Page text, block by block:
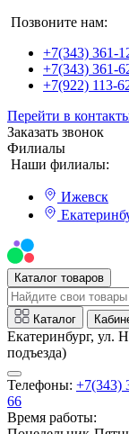
Позвоните нам:
+7(343) 361-
+7(343) 361-
+7(922) 113-
Перейти в
Заказать звонок
Филиалы
Наши филиалы:
Ижевск
Каталог товаров
Каталог
Екатеринбург, ул.
подъезда)
Телефоны: +7(343)
66
Время работы: